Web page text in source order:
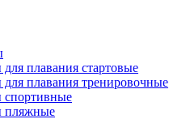
плавания стартовые
плавания тренировочные